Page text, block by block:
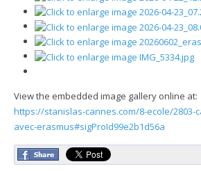
View the embedded image gallery online at:
https://stanislas-cannes.com/8-ecole/2803-
avec-erasmus#sigProId99e2b1d56a